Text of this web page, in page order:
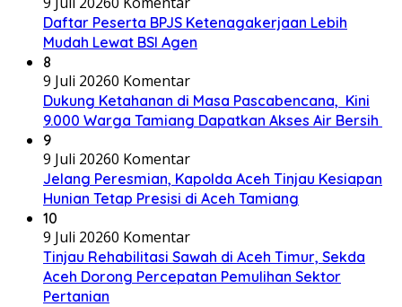
Daftar Peserta BPJS Ketenagakerjaan Lebih
Mudah Lewat BSI Agen
8
9 Juli 20260 Komentar
Dukung Ketahanan di Masa Pascabencana, Kini
9.000 Warga Tamiang Dapatkan Akses Air Bersih
9
9 Juli 20260 Komentar
Jelang Peresmian, Kapolda Aceh Tinjau Kesiapan
Hunian Tetap Presisi di Aceh Tamiang
10
9 Juli 20260 Komentar
Tinjau Rehabilitasi Sawah di Aceh Timur, Sekda
Aceh Dorong Percepatan Pemulihan Sektor
Pertanian